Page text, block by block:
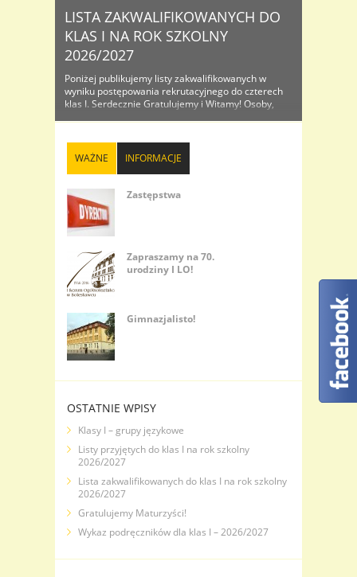
LISTA ZAKWALIFIKOWANYCH DO
KLAS I NA ROK SZKOLNY
2026/2027
Poniżej publikujemy listy zakwalifikowanych w
wyniku postępowania rekrutacyjnego do czterech
klas I. Serdecznie Gratulujemy i Witamy! Osoby,
dokumentów wraz ze zdjęciem celem
potwierdzenia przyjęcia do I...
WAŻNE INFORMACJE
Zastępstwa
Zapraszamy na 70.
urodziny I LO!
Gimnazjalisto!
OSTATNIE WPISY
Klasy I – grupy językowe
Listy przyjętych do klas I na rok szkolny
2026/2027
Lista zakwalifikowanych do klas I na rok szkolny
2026/2027
Gratulujemy Maturzyści!
Wykaz podręczników dla klas I – 2026/2027